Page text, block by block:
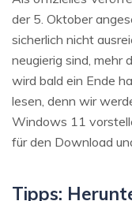
der 5. Oktober
sicherlich nicht
neugierig sind, mehr
wird bald ein Ende
lesen, denn wir
Windows 11
für den Download
Tipps: